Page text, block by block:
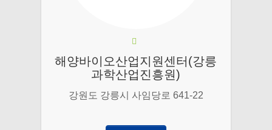
해양바이오산업지원센터(강릉
과학산업진흥원)
강원도 강릉시 사임당로 641-22